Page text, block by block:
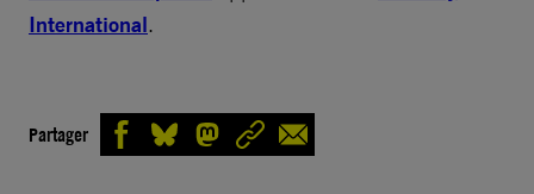
International.
Partager